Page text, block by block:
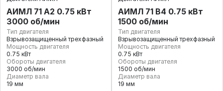
АИМЛ 71 А2 0.75 кВт
3000 об/мин
Тип двигателя
Взрывозащищенный трехфазный
Мощность двигателя
0.75 кВт
Обороты двигателя
3000 об/мин
Диаметр вала
19 мм
АИМЛ 71 В4 0.75 кВт
1500 об/мин
Тип двигателя
Взрывозащищенный трехфазный
Мощность двигателя
0.75 кВт
Обороты двигателя
1500 об/мин
Диаметр вала
19 мм